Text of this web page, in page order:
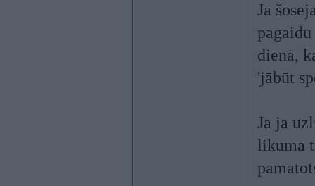
Ja
dienā,
'jābūt
Ja ja
likuma